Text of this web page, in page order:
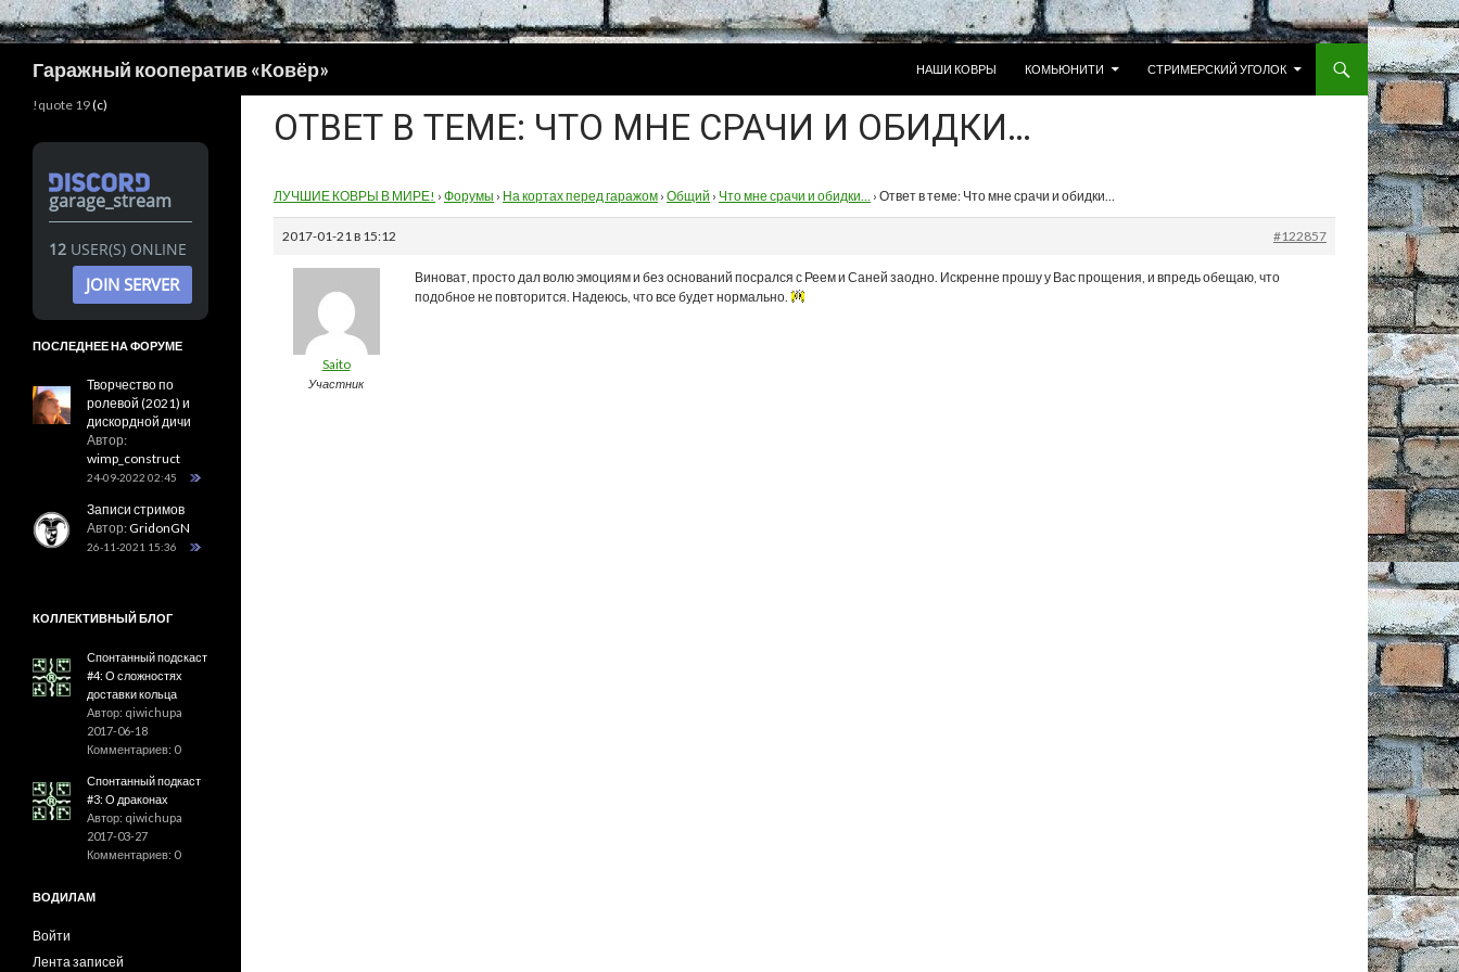
Гаражный кооператив «Ковёр»
НАШИ КОВРЫ
КОМЬЮНИТИ СТРИМЕРСКИЙ УГОЛОК
ОТВЕТ В ТЕМЕ: ЧТО МНЕ СРАЧИ И ОБИДКИ…
ЛУЧШИЕ КОВРЫ В МИРЕ! › Форумы › На кортах перед гаражом › Общий › Что мне срачи и обидки… › Ответ в теме: Что мне срачи и обидки…
2017-01-21 в 15:12 #122857
Saito
Участник
Виноват, просто дал волю эмоциям и без оснований посрался с Реем и Саней заодно. Искренне прошу у Вас прощения, и впредь обещаю, что
подобное не повторится. Надеюсь, что все будет нормально.
!quote 19(c)
garage_stream
12 USER(S) ONLINE
JOIN SERVER
ПОСЛЕДНЕЕ НА ФОРУМЕ
Творчество по
ролевой (2021) и
дискордной дичи
Автор:
wimp_construct
24-09-2022 02:45
Записи стримов
Автор:GridonGN
26-11-2021 15:36
КОЛЛЕКТИВНЫЙ БЛОГ
Спонтанный подскаст
#4: О сложностях
доставки кольца
Автор: qiwichupa
2017-06-18
Комментариев: 0
Спонтанный подкаст
#3: О драконах
Автор: qiwichupa
2017-03-27
Комментариев: 0
ВОДИЛАМ
Войти
Лента записей